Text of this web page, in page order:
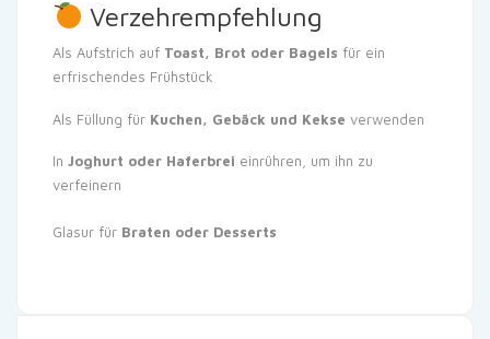
Verzehrempfehlung
Als Aufstrich auf Toast, Brot oder Bagels für ein
erfrischendes Frühstück
Als Füllung für Kuchen, Gebäck und Kekse verwenden
In Joghurt oder Haferbrei einrühren, um ihn zu
verfeinern
Glasur für Braten oder Desserts